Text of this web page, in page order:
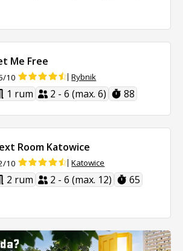
Me Free
10 Rybnik
1 rum 2 - 6 (max. 6) 88
Room Katowice
10 Katowice
2 rum 2 - 6 (max. 12) 65